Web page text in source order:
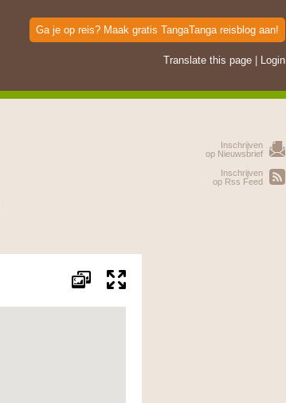
Ga je op reis? Maak gratis TangaTanga reisblog aan!
Translate this page Login
Inschrijven
op Nieuwsbrief
Inschrijven
op Rss Feed